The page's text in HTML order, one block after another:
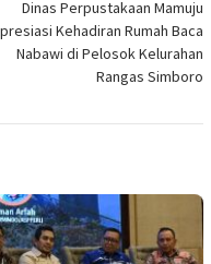
Dinas Perpustakaan Mamuju
Kehadiran Rumah Baca
Nabawi di Pelosok Kelurahan
Rangas Simboro